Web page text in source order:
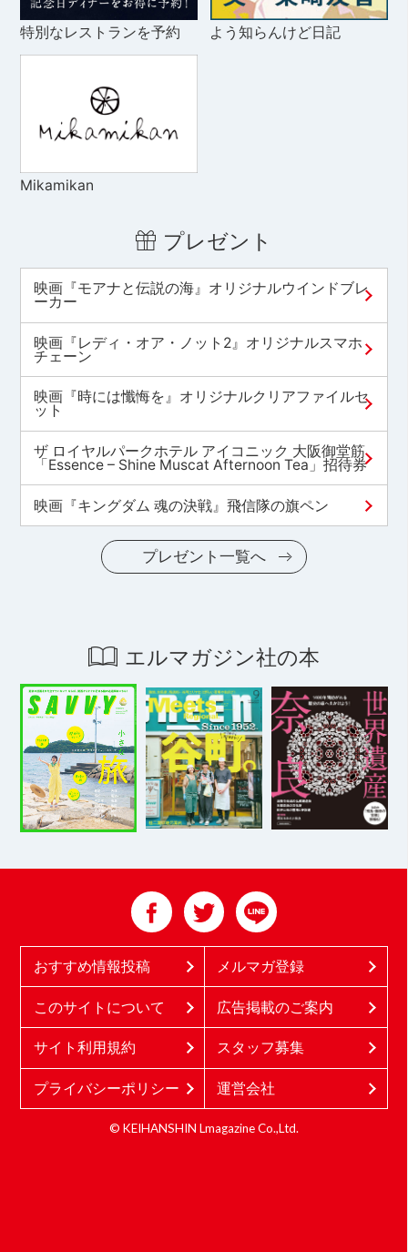
特別なレストランを予約 よう知らんけど日記
Mikamikan
プレゼント
映画『モアナと伝説の海』オリジナルウインドブレ
ーカー
映画『レディ・オア・ノット2』オリジナルスマホ
チェーン
映画『時には懺悔を』オリジナルクリアファイルセ
ット
ザ ロイヤルパークホテル アイコニック 大阪御堂筋
「Essence – Shine Muscat Afternoon Tea」招待券
映画『キングダム 魂の決戦』飛信隊の旗ペン
プレゼント一覧へ
エルマガジン社の本
おすすめ情報投稿 メルマガ登録
このサイトについて 広告掲載のご案内
サイト利用規約 スタッフ募集
プライバシーポリシー 運営会社
© KEIHANSHIN Lmagazine Co.,Ltd.